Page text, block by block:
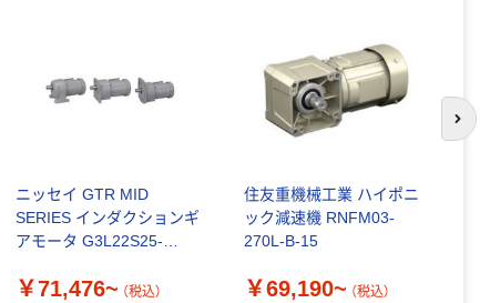
ニッセイ GTR MID
SERIES インダクションギ
アモータ G3L22S25-
￥71,476~ （税込）
住友重機械工業 ハイポニ
ック減速機 RNFM03-
270L-B-15
￥69,190~ （税込）
次